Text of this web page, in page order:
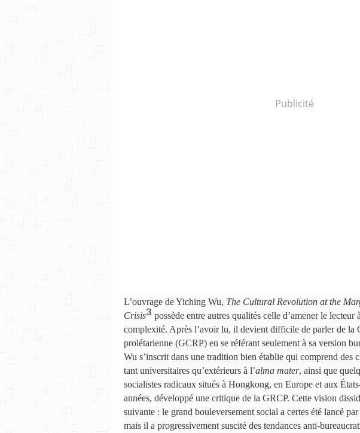
Publicité
L’ouvrage de Yiching Wu, The Cultural Revolution at the
Crisis3 possède entre autres qualités celle d’amener le lecteur
complexité. Après l’avoir lu, il devient difficile de parler de la
prolétarienne (GCRP) en se référant seulement à sa version
Wu s’inscrit dans une tradition bien établie qui comprend des
tant universitaires qu’extérieurs à l’alma mater, ainsi que
socialistes radicaux situés à Hongkong, en Europe et aux
années, développé une critique de la GRCP. Cette vision
suivante : le grand bouleversement social a certes été lancé
mais il a progressivement suscité des tendances anti-